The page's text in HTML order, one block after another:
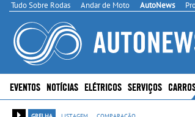
Tudo Sobre Rodas Andar de Moto AutoNews
EVENTOS NOTÍCIAS ELÉTRICOS SERVIÇOS